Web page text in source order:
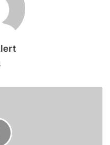
Website